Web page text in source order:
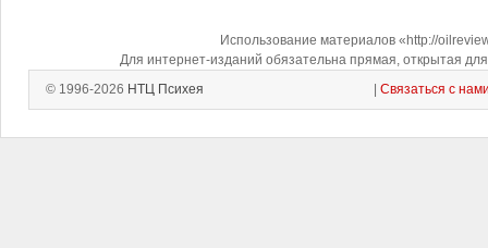
Использование материалов «http://
Для интернет-изданий обязательна прямая, открытая
© 1996-2026 НТЦ Психея Связаться с